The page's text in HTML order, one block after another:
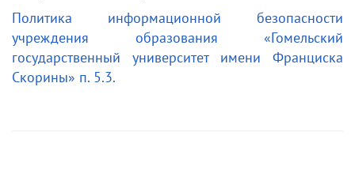
Политика информационной безопасности
учреждения образования «Гомельский
государственный университет имени Франциска
Скорины» п. 5.3.